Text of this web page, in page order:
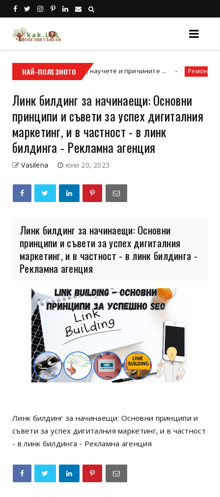
НАЙ-ПОЛЕЗНОТО
бива да отлагате, научете и причините ... Ремонт на
Линк билдинг за начинаещи: Основни
принципи и съвети за успех дигиталния
маркетинг, и в частност - в линк
билдинга - Рекламна агенция
Vasilena юни 20, 2023
Линк билдинг за начинаещи: Основни
принципи и съвети за успех дигиталния
маркетинг, и в частност - в линк билдинга -
Рекламна агенция
Линк билдинг за начинаещи: Основни принципи и
съвети за успех дигиталния маркетинг, и в частност
- в линк билдинга - Рекламна агенция